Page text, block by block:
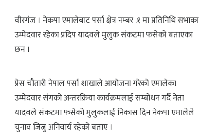
वीरगंज । नेकपा एमालेबाट पर्सा क्षेत्र नम्बर .१ मा प्रतिनिधि सभाका
उम्मेदवार रहेका प्रदिप यादवले मुलुक संकटमा फसेको बताएका
छन ।
प्रेस चौतारी नेपाल पर्सा शाखाले आयोजना गरेको एमालेका
उम्मेदवार संगको अन्तरक्रिया कार्यक्रमलाई सम्बोधन गर्दै नेता
यादवले संकटमा फसेको मुलुकलाई निकास दिन नेकपा एमालेले
चुनाव जित्नु अनिवार्य रहेको बताए ।